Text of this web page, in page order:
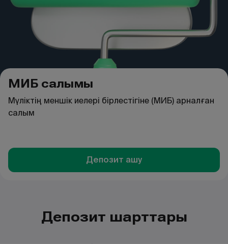
МИБ салымы
Мүліктің меншік иелері бірлестігіне (МИБ) арналған
салым
Депозит ашу
Депозит шарттары